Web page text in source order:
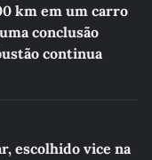
km em um carro
conclusão
continua
escolhido vice na